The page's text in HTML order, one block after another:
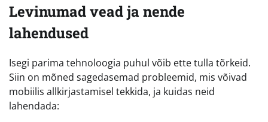
Levinumad vead ja nende
lahendused
Isegi parima tehnoloogia puhul võib ette tulla tõrkeid.
Siin on mõned sagedasemad probleemid, mis võivad
mobiilis allkirjastamisel tekkida, ja kuidas neid
lahendada: